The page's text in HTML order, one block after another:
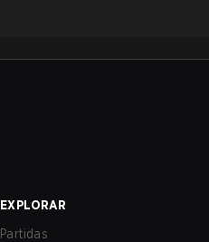
EXPLORAR
Partidas